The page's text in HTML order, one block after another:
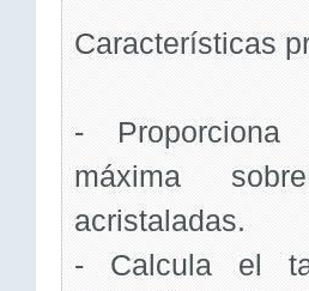
Características
-
máxima
acristaladas.
- Calcula el